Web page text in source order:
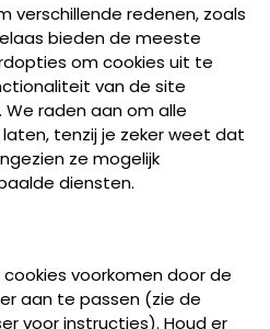
verschillende redenen, zoals
bieden de meeste
om cookies uit te
van de site
raden aan om alle
tenzij je zeker weet dat
ze mogelijk
diensten.
voorkomen door de
aan te passen (zie de
voor instructies). Houd er